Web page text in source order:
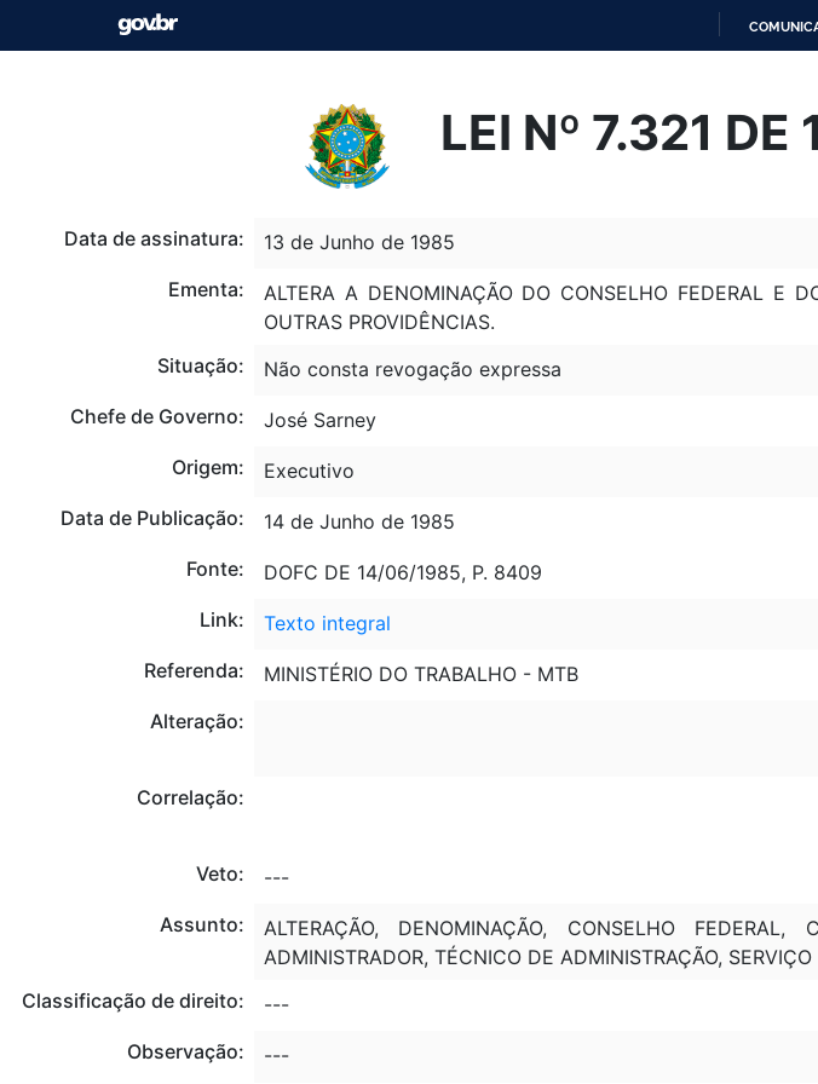
LEI Nº 7.321
Data de assinatura:
13 de Junho de 1985
Ementa:
ALTERA A DENOMINAÇÃO DO CONSELHO FEDERAL E
OUTRAS PROVIDÊNCIAS.
Situação:
Não consta revogação expressa
Chefe de Governo:
José Sarney
Origem:
Executivo
Data de Publicação:
14 de Junho de 1985
Fonte:
DOFC DE 14/06/1985, P. 8409
Link:
Texto integral
Referenda:
MINISTÉRIO DO TRABALHO - MTB
Alteração:
Correlação:
Veto:
---
Assunto:
ALTERAÇÃO, DENOMINAÇÃO, CONSELHO FEDERAL,
ADMINISTRADOR, TÉCNICO DE ADMINISTRAÇÃO, SERVIÇO
Classificação de direito:
---
Observação:
---